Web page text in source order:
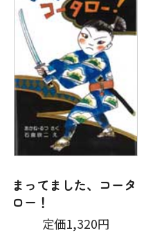
まってました、コータ
ロー！
定価1,320円